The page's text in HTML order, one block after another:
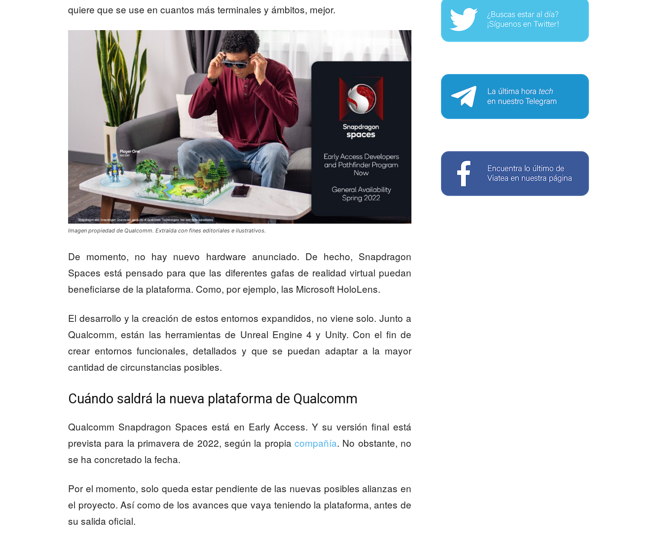
quiere que se use en cuantos más terminales y ámbitos, mejor.
Imagen propiedad de Qualcomm. Extraída con fines editoriales e ilustrativos.
De momento, no hay nuevo hardware anunciado. De hecho, Snapdragon
Spaces está pensado para que las diferentes gafas de realidad virtual puedan
beneficiarse de la plataforma. Como, por ejemplo, las Microsoft HoloLens.
El desarrollo y la creación de estos entornos expandidos, no viene solo. Junto a
Qualcomm, están las herramientas de Unreal Engine 4 y Unity. Con el fin de
crear entornos funcionales, detallados y que se puedan adaptar a la mayor
cantidad de circunstancias posibles.
Cuándo saldrá la nueva plataforma de Qualcomm
Qualcomm Snapdragon Spaces está en Early Access. Y su versión final está
prevista para la primavera de 2022, según la propia compañía. No obstante, no
se ha concretado la fecha.
Por el momento, solo queda estar pendiente de las nuevas posibles alianzas en
el proyecto. Así como de los avances que vaya teniendo la plataforma, antes de
su salida oficial.